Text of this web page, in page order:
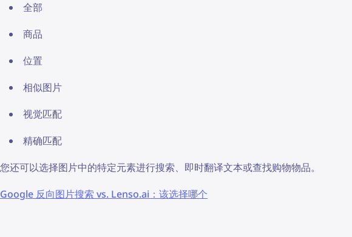
全部
商品
位置
相似图片
视觉匹配
精确匹配
您还可以选择图片中的特定元素进行搜索、即时翻译文本或查找购物物品。
Google 反向图片搜索 vs. Lenso.ai：该选择哪个